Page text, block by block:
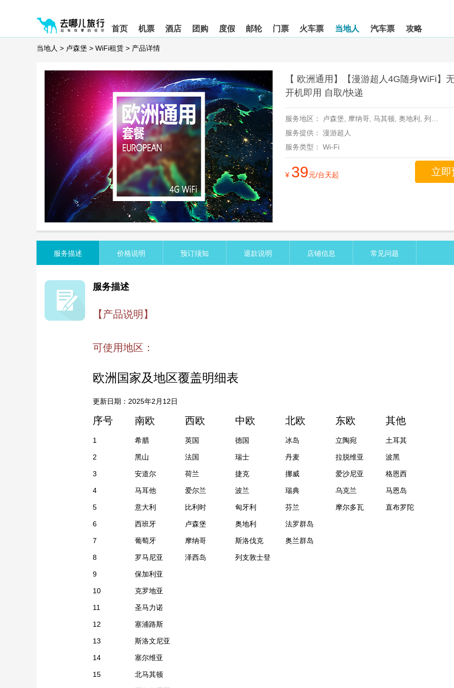
您
入
览
信
首页 机票 酒店 团购 度假 邮轮 门票 火车票 当地人 汽车票 攻略
您
开
当地人 > 卢森堡 > WiFi租赁 > 产品详情
【 欧洲通用】【漫游超人4G随身WiFi】
开机即用 自取/快递
服务地区： 卢森堡, 摩纳哥, 马其顿, 奥地利,
列支敦士登,
服务提供：
漫游超人
服务类型：
Wi-Fi
¥ 39元/台天起 立即
服务描述 价格说明 预订须知 退款说明 店铺信息 常见问题
服务描述
【产品说明】
可使用地区：
欧洲国家及地区覆盖明细表
更新日期：2025年2月12日
序号 南欧 西欧 中欧 北欧 东欧 其他
1 希腊 英国 德国 冰岛 立陶宛 土耳其
2 黑山 法国 瑞士 丹麦 拉脱维亚 波黑
3 安道尔 荷兰 捷克 挪威 爱沙尼亚 格恩西
4 马耳他 爱尔兰 波兰 瑞典 乌克兰 马恩岛
5 意大利 比利时 匈牙利 芬兰 摩尔多瓦 直布罗陀
6 西班牙 卢森堡 奥地利 法罗群岛
7 葡萄牙 摩纳哥 斯洛伐克 奥兰群岛
8 罗马尼亚 泽西岛 列支敦士登
9 保加利亚
10 克罗地亚
11 圣马力诺
12 塞浦路斯
13 斯洛文尼亚
14 塞尔维亚
15 北马其顿